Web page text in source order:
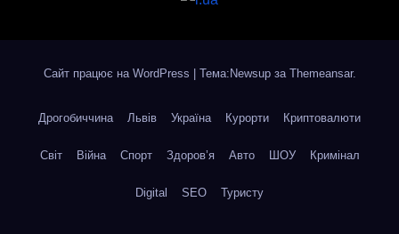
Сайт працює на WordPress Тема:Newsup за Themeansar.
Дрогобиччина Львів Україна Курорти Криптовалюти
Світ Війна Спорт Здоров’я Авто ШОУ Кримінал
Digital SEO Туристу